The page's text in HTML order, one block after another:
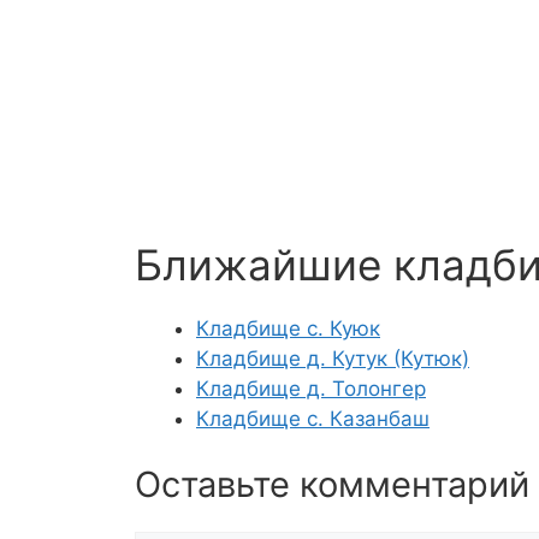
Ближайшие
Кладбище с. Куюк
Кладбище д. Кутук (Кутюк)
Кладбище д. Толонгер
Кладбище с. Казанбаш
Оставьте комментарий